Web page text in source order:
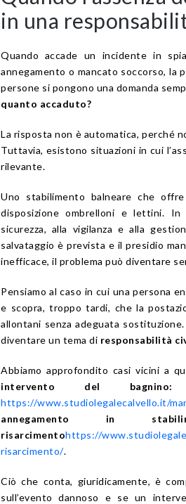
in una
Quando accade un incidente in
annegamento o mancato soccorso, la
persone si pongono una domanda
quanto accaduto?
La risposta non è automatica, perché
Tuttavia, esistono situazioni in cui
rilevante.
Uno stabilimento balneare che
disposizione ombrelloni e lettini. In
sicurezza, alla vigilanza e alla
salvataggio è prevista e il presidio
inefficace, il problema può diventare
Pensiamo al caso in cui una persona
e scopra, troppo tardi, che la
allontani senza adeguata
diventare un tema di responsabilità
Abbiamo approfondito casi vicini a
intervento del
https://www.studiolegalecalvello.it/
annegamento in
risarcimentohttps://
risarcimento/.
Ciò che conta, giuridicamente, è
sull’evento dannoso e se un